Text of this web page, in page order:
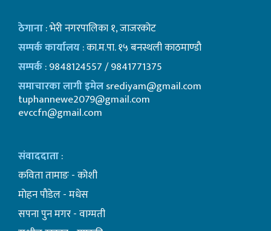
ठेगाना: भेरी नगरपालिका १, जाजरकोट
सम्पर्क कार्यालय: का.म.पा. १५ बनस्थली काठमाण्डाै
सम्पर्क: 9848124557 / 9841771375
समाचारका लागी इमेलsrediyam@gmail.com
tuphannewe2079@gmail.com
evccfn@gmail.com
संवाददाता:
कविता तामाङ - कोशी
माेहन पाैडेल - मधेस
सपना पुन मगर - वाग्मती